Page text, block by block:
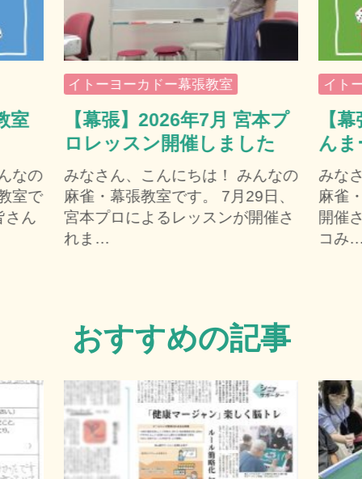
室
なの
室で
さん
イトーヨーカドー幕張教室
【幕張】2026年7月 宮本プ
ロレッスン開催しました
みなさん、こんにちは！ みんなの
麻雀・幕張教室です。 7月29日、
宮本プロによるレッスンが開催さ
れま…
イト
【
んま
みな
麻雀
開催
コみ
おすすめの記事